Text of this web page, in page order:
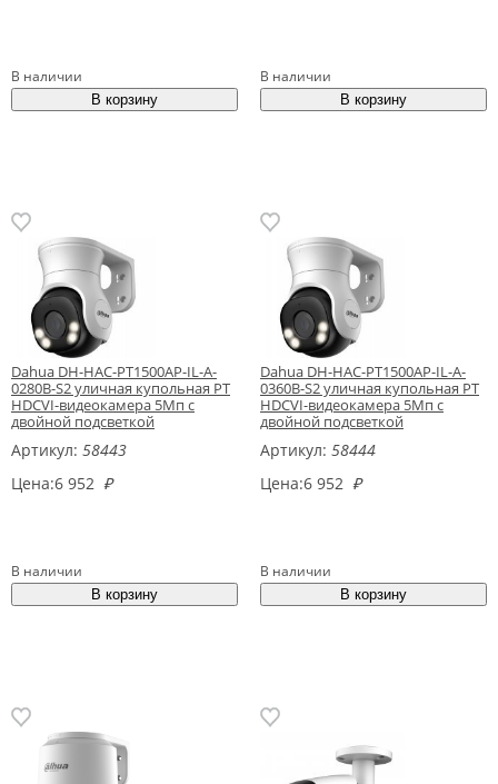
В наличии В наличии
Dahua DH-HAC-PT1500AP-IL-A-
0280B-S2 уличная купольная PT
HDCVI-видеокамера 5Мп с
двойной подсветкой
Артикул: 58443
Цена:6 952 ₽
В наличии
Dahua DH-HAC-PT1500AP-IL-A-
0360B-S2 уличная купольная PT
HDCVI-видеокамера 5Мп с
двойной подсветкой
Артикул: 58444
Цена:6 952 ₽
В наличии